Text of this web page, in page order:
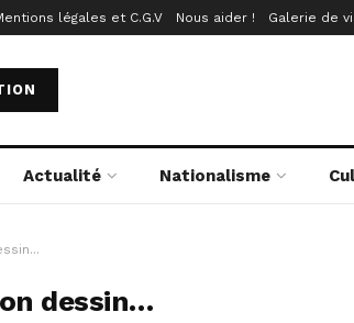
légales et C.G.V Nous aider ! Galerie de
Actualité Nationalisme
dessin…